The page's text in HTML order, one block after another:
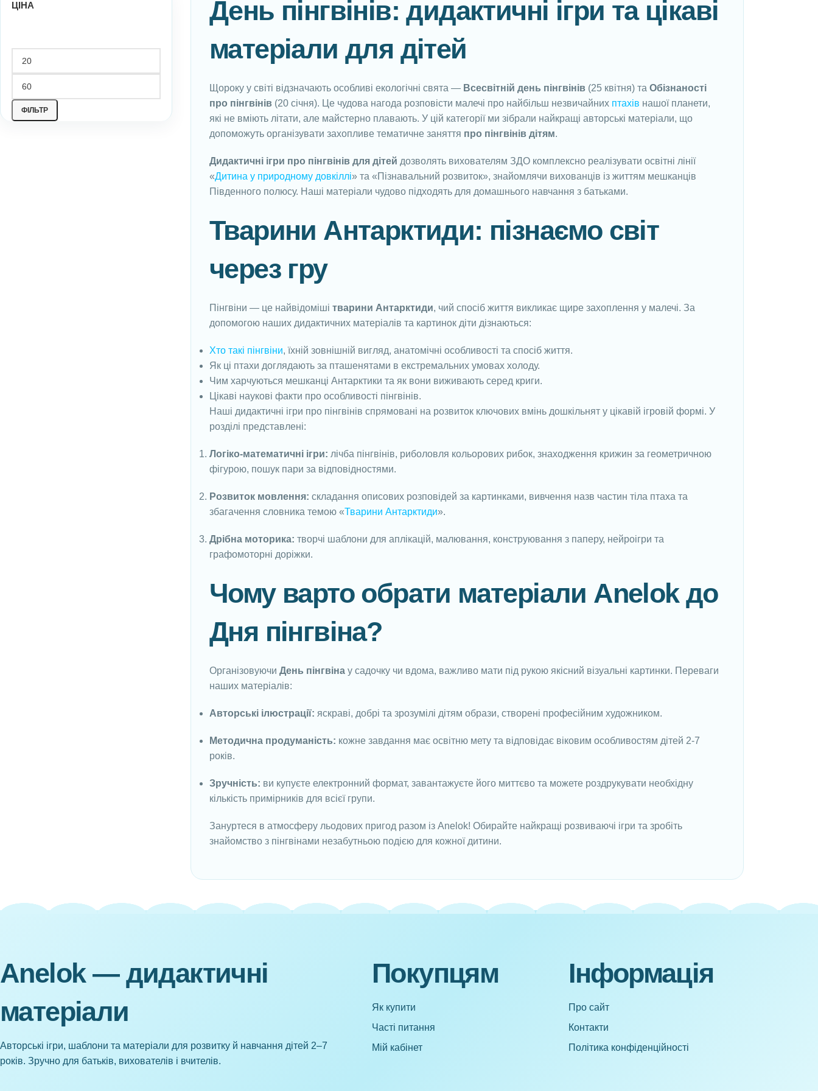
ЦІНА
ФІЛЬТР
День пінгвінів: дидактичні ігри та цікаві
матеріали для дітей
Щороку у світі відзначають особливі екологічні свята — Всесвітній день пінгвінів (25 квітня) та Обізнаності
про пінгвінів (20 січня). Це чудова нагода розповісти малечі про найбільш незвичайних птахів нашої планети,
які не вміють літати, але майстерно плавають. У цій категорії ми зібрали найкращі авторські матеріали, що
допоможуть організувати захопливе тематичне заняття про пінгвінів дітям.
Дидактичні ігри про пінгвінів для дітей дозволять вихователям ЗДО комплексно реалізувати освітні лінії
«Дитина у природному довкіллі» та «Пізнавальний розвиток», знайомлячи вихованців із життям мешканців
Південного полюсу. Наші матеріали чудово підходять для домашнього навчання з батьками.
Тварини Антарктиди: пізнаємо світ
через гру
Пінгвіни — це найвідоміші тварини Антарктиди, чий спосіб життя викликає щире захоплення у малечі. За
допомогою наших дидактичних матеріалів та картинок діти дізнаються:
Хто такі пінгвіни, їхній зовнішній вигляд, анатомічні особливості та спосіб життя.
Як ці птахи доглядають за пташенятами в екстремальних умовах холоду.
Чим харчуються мешканці Антарктики та як вони виживають серед криги.
Цікаві наукові факти про особливості пінгвінів.
Наші дидактичні ігри про пінгвінів спрямовані на розвиток ключових вмінь дошкільнят у цікавій ігровій формі. У
розділі представлені:
Логіко-математичні ігри: лічба пінгвінів, риболовля кольорових рибок, знаходження крижин за геометричною
фігурою, пошук пари за відповідностями.
Розвиток мовлення: складання описових розповідей за картинками, вивчення назв частин тіла птаха та
збагачення словника темою «Тварини Антарктиди».
Дрібна моторика: творчі шаблони для аплікацій, малювання, конструювання з паперу, нейроігри та
графомоторні доріжки.
Чому варто обрати матеріали Anelok до
Дня пінгвіна?
Організовуючи День пінгвінау садочку чи вдома, важливо мати під рукою якісний візуальні картинки. Переваги
наших матеріалів:
Авторські ілюстрації: яскраві, добрі та зрозумілі дітям образи, створені професійним художником.
Методична продуманість: кожне завдання має освітню мету та відповідає віковим особливостям дітей 2-7
років.
Зручність: ви купуєте електронний формат, завантажуєте його миттєво та можете роздрукувати необхідну
кількість примірників для всієї групи.
Зануртеся в атмосферу льодових пригод разом із Anelok! Обирайте найкращі розвиваючі ігри та зробіть
знайомство з пінгвінами незабутньою подією для кожної дитини.
Anelok — дидактичні
матеріали
Авторські ігри, шаблони та матеріали для розвитку й навчання дітей 2–7
років. Зручно для батьків, вихователів і вчителів.
Покупцям
Як купити
Часті питання
Мій кабінет
Інформація
Про сайт
Контакти
Політика конфіденційності